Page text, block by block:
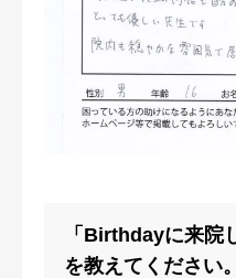
「Birthdayに来院
を教えてください。